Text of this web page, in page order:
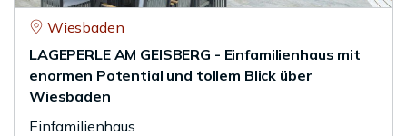
Wiesbaden
LAGEPERLE AM GEISBERG - Einfamilienhaus mit
enormen Potential und tollem Blick über
Wiesbaden
Einfamilienhaus